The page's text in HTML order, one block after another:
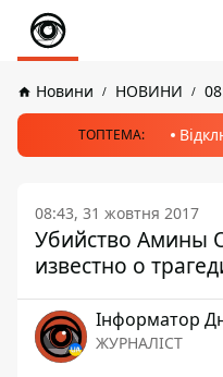
Новини НОВИНИ
ТОПТЕМА:
08:43, 31 жовтня 2017
Убийство Амины
известно о
Інформатор
ЖУРНАЛІСТ